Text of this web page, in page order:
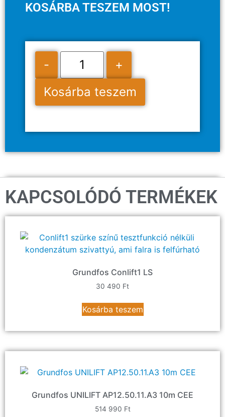
KOSÁRBA TESZEM MOST!
-
+
Kosárba teszem
KAPCSOLÓDÓ TERMÉKEK
Grundfos Conlift1 LS
30 490 Ft
Kosárba teszem
Grundfos UNILIFT AP12.50.11.A3 10m CEE
514 990 Ft